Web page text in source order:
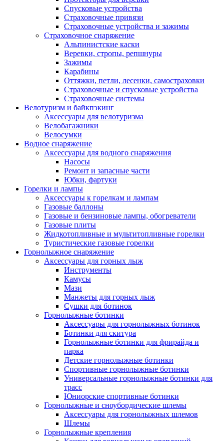
Спусковые устройства
Страховочные привязи
Страховочные устройства и зажимы
Страховочное снаряжение
Альпинистские каски
Веревки, стропы, репшнуры
Зажимы
Карабины
Оттяжки, петли, лесенки, самостраховки
Страховочные и спусковые устройства
Страховочные системы
Велотуризм и байкпэкинг
Аксессуары для велотуризма
Велобагажники
Велосумки
Водное снаряжение
Аксессуары для водного снаряжения
Насосы
Ремонт и запасные части
Юбки, фартуки
Горелки и лампы
Аксессуары к горелкам и лампам
Газовые баллоны
Газовые и бензиновые лампы, обогреватели
Газовые плиты
Жидкотопливные и мультитопливные горелки
Туристические газовые горелки
Горнолыжное снаряжение
Аксессуары для горных лыж
Инструменты
Камусы
Мази
Манжеты для горных лыж
Сушки для ботинок
Горнолыжные ботинки
Аксессуары для горнолыжных ботинок
Ботинки для скитура
Горнолыжные ботинки для фрирайда и
парка
Детские горнолыжные ботинки
Спортивные горнолыжные ботинки
Универсальные горнолыжные ботинки для
трасс
Юниорские спортивные ботинки
Горнолыжные и сноубордические шлемы
Аксессуары для горнолыжных шлемов
Шлемы
Горнолыжные крепления